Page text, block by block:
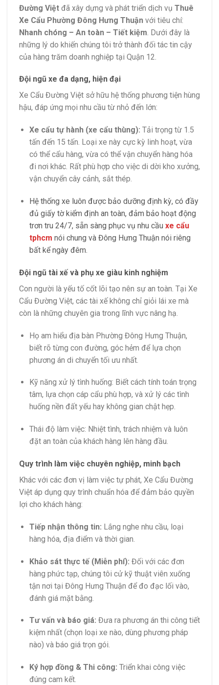
Đường Việt đã xây dựng và phát triển dịch vụ Thuê
Xe Cẩu Phường Đông Hưng Thuận với tiêu chí:
Nhanh chóng – An toàn – Tiết kiệm . Dưới đây là
những lý do khiến chúng tôi trở thành đối tác tin cậy
của hàng trăm doanh nghiệp tại Quận 12.
Đội ngũ xe đa dạng, hiện đại
Xe Cẩu Đường Việt sở hữu hệ thống phương tiện hùng
hậu, đáp ứng mọi nhu cầu từ nhỏ đến lớn:
Xe cẩu tự hành (xe cẩu thùng): Tải trọng từ 1.5
tấn đến 15 tấn. Loại xe này cực kỳ linh hoạt, vừa
có thể cẩu hàng, vừa có thể vận chuyển hàng hóa
đi nơi khác. Rất phù hợp cho việc di dời kho xưởng,
vận chuyển cây cảnh, sắt thép.
Hệ thống xe luôn được bảo dưỡng định kỳ, có đầy
đủ giấy tờ kiểm định an toàn, đảm bảo hoạt động
trơn tru 24/7, sẵn sàng phục vụ nhu cầu xe cẩu
tphcm nói chung và Đông Hưng Thuận nói riêng
bất kể ngày đêm.
Đội ngũ tài xế và phụ xe giàu kinh nghiệm
Con người là yếu tố cốt lõi tạo nên sự an toàn. Tại Xe
Cẩu Đường Việt, các tài xế không chỉ giỏi lái xe mà
còn là những chuyên gia trong lĩnh vực nâng hạ.
Họ am hiểu địa bàn Phường Đông Hưng Thuận,
biết rõ từng con đường, góc hẻm để lựa chọn
phương án di chuyển tối ưu nhất.
Kỹ năng xử lý tình huống: Biết cách tính toán trọng
tâm, lựa chọn cáp cẩu phù hợp, và xử lý các tình
huống nền đất yếu hay không gian chật hẹp.
Thái độ làm việc: Nhiệt tình, trách nhiệm và luôn
đặt an toàn của khách hàng lên hàng đầu.
Quy trình làm việc chuyên nghiệp, minh bạch
Khác với các đơn vị làm việc tự phát, Xe Cẩu Đường
Việt áp dụng quy trình chuẩn hóa để đảm bảo quyền
lợi cho khách hàng:
Tiếp nhận thông tin: Lắng nghe nhu cầu, loại
hàng hóa, địa điểm và thời gian.
Khảo sát thực tế (Miễn phí): Đối với các đơn
hàng phức tạp, chúng tôi cử kỹ thuật viên xuống
tận nơi tại Đông Hưng Thuận để đo đạc lối vào,
đánh giá mặt bằng.
Tư vấn và báo giá: Đưa ra phương án thi công tiết
kiệm nhất (chọn loại xe nào, dùng phương pháp
nào) và báo giá trọn gói.
Ký hợp đồng & Thi công: Triển khai công việc
đúng cam kết.